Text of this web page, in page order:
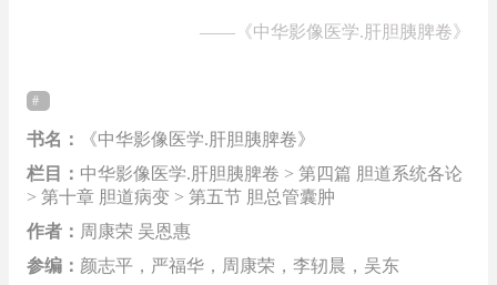
—— 《中华影像医学.肝胆胰脾卷》
书名：
《中华影像医学.肝胆胰脾卷》
栏目： 中华影像医学.肝胆胰脾卷 > 第四篇 胆道系统各论
> 第十章 胆道病变 > 第五节 胆总管囊肿
作者： 周康荣 吴恩惠
参编： 颜志平，严福华，周康荣，李轫晨，吴东